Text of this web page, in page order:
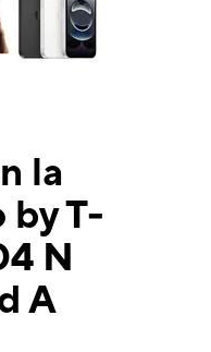
la
T-
N
A